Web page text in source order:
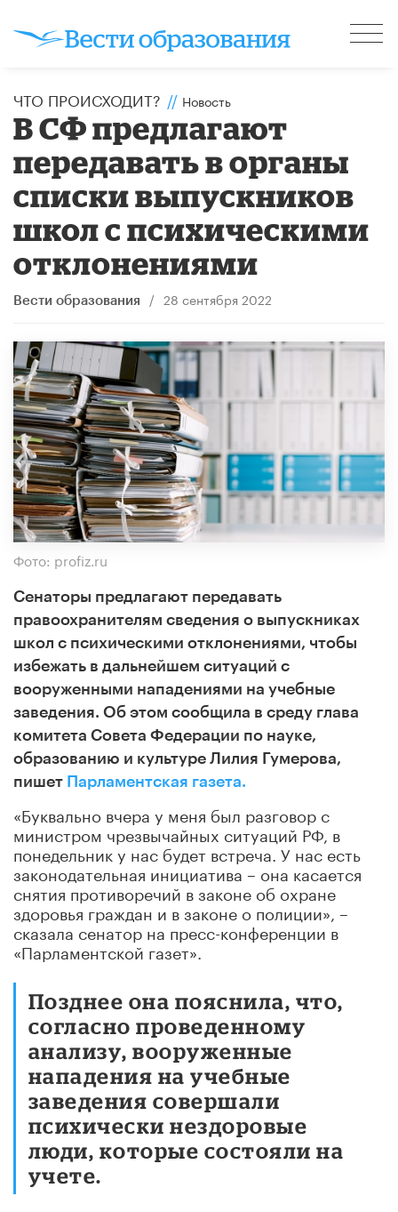
ЧТО ПРОИСХОДИТ? // Новость
В СФ предлагают
передавать в органы
списки выпускников
школ с психическими
отклонениями
Вести образования / 28 сентября 2022
Фото: profiz.ru
Сенаторы предлагают передавать
правоохранителям сведения о выпускниках
школ с психическими отклонениями, чтобы
избежать в дальнейшем ситуаций с
вооруженными нападениями на учебные
заведения. Об этом сообщила в среду глава
комитета Совета Федерации по науке,
образованию и культуре Лилия Гумерова,
пишет Парламентская газета.
«Буквально вчера у меня был разговор с
министром чрезвычайных ситуаций РФ, в
понедельник у нас будет встреча. У нас есть
законодательная инициатива – она касается
снятия противоречий в законе об охране
здоровья граждан и в законе о полиции», –
сказала сенатор на пресс-конференции в
«Парламентской газет».
Позднее она пояснила, что,
согласно проведенному
анализу, вооруженные
нападения на учебные
заведения совершали
психически нездоровые
люди, которые состояли на
учете.